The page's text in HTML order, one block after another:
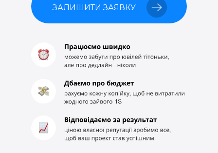
ЗАЛИШИТИ ЗАЯВКУ